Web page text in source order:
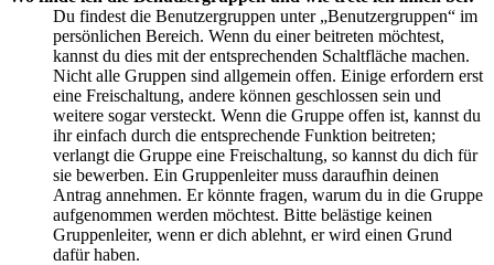
Du findest die Benutzergruppen unter „Benutzergruppen“ im
persönlichen Bereich. Wenn du einer beitreten möchtest,
kannst du dies mit der entsprechenden Schaltfläche machen.
Nicht alle Gruppen sind allgemein offen. Einige erfordern erst
eine Freischaltung, andere können geschlossen sein und
weitere sogar versteckt. Wenn die Gruppe offen ist, kannst du
ihr einfach durch die entsprechende Funktion beitreten;
verlangt die Gruppe eine Freischaltung, so kannst du dich für
sie bewerben. Ein Gruppenleiter muss daraufhin deinen
Antrag annehmen. Er könnte fragen, warum du in die Gruppe
aufgenommen werden möchtest. Bitte belästige keinen
Gruppenleiter, wenn er dich ablehnt, er wird einen Grund
dafür haben.